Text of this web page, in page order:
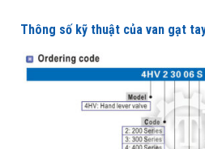
Thông số kỹ thuật của van gạt